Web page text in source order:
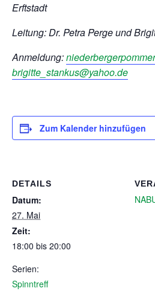
Erftstadt
Leitung: Dr. Petra Perge und
Anmeldung:
brigitte_stankus@yahoo.de
Zum Kalender hinzufügen
DETAILS
Datum:
27. Mai
Zeit:
18:00 bis 20:00
Serien:
Spinntreff